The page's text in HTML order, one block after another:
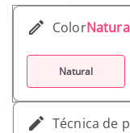
Color
Natural
Técnica de